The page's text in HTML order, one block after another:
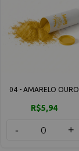
04 - AMARELO OURO
R$5,94
- +